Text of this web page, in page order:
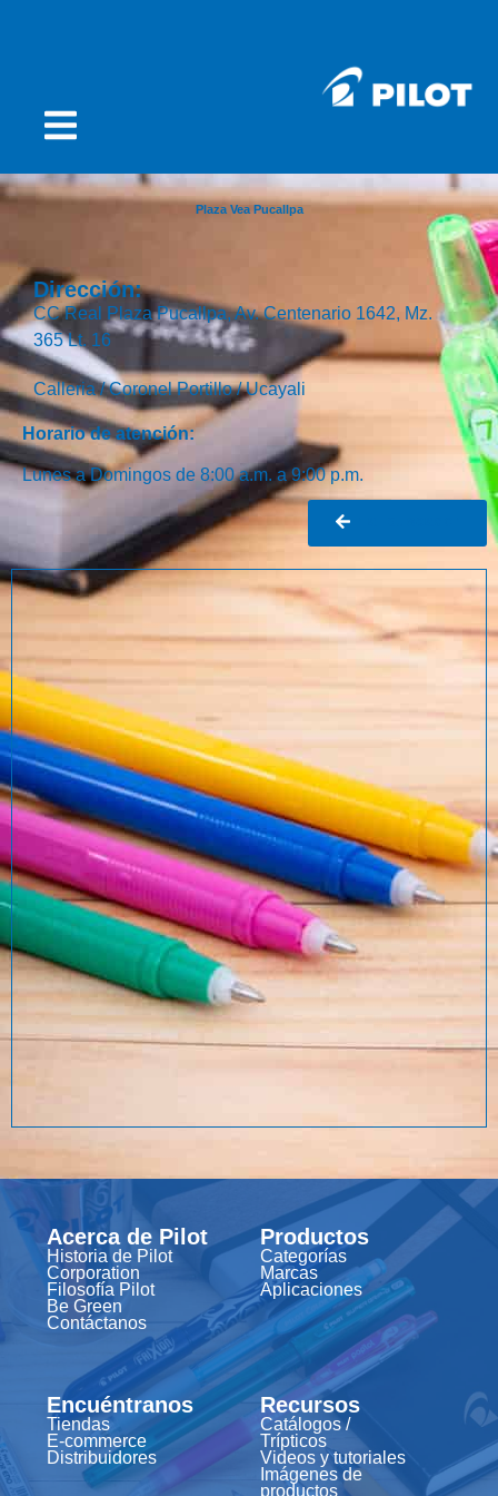
Plaza Vea Pucallpa
Dirección:
CC Real Plaza Pucallpa, Av. Centenario 1642, Mz.
365 Lt. 16
Calleria /Coronel Portillo /Ucayali
Horario de atención:
Lunes a Domingos de 8:00 a.m. a 9:00 p.m.
Acerca de Pilot
Historia de Pilot
Corporation
Filosofía Pilot
Be Green
Contáctanos
Productos
Categorías
Marcas
Aplicaciones
Encuéntranos
Tiendas
E-commerce
Distribuidores
Recursos
Catálogos /
Trípticos
Videos y tutoriales
Imágenes de
productos